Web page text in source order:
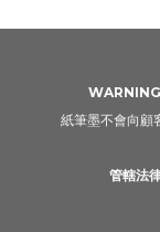
紙筆墨不會向顧
管轄法